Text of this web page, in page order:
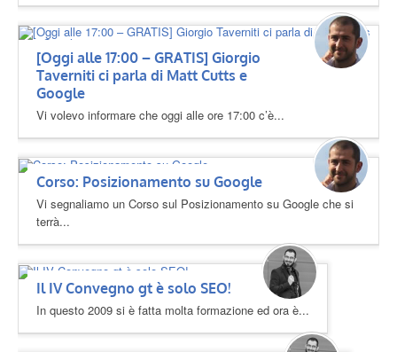
[Oggi alle 17:00 – GRATIS] Giorgio
Taverniti ci parla di Matt Cutts e
Google
Vi volevo informare che oggi alle ore 17:00 c’è...
Corso: Posizionamento su Google
Vi segnaliamo un Corso sul Posizionamento su Google che si
terrà...
Il IV Convegno gt è solo SEO!
In questo 2009 si è fatta molta formazione ed ora è...